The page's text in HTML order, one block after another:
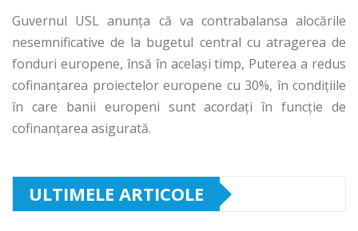
Guvernul USL anunța că va contrabalansa alocările
nesemnificative de la bugetul central cu atragerea de
fonduri europene, însă în același timp, Puterea a redus
cofinanțarea proiectelor europene cu 30%, în condițiile
în care banii europeni sunt acordați în funcție de
cofinanțarea asigurată.
ULTIMELE ARTICOLE